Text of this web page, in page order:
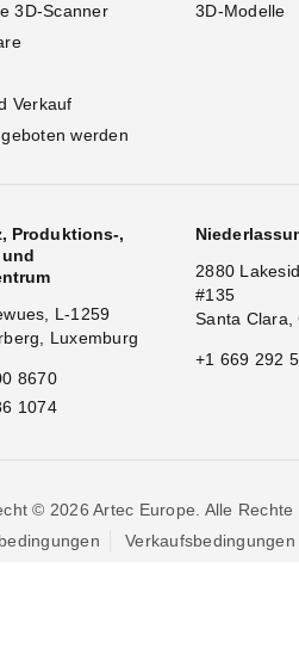
3D-Scanner
Verkauf
werden
3D-Modelle
Produktions-,
L-1259
Luxemburg
8670
1074
2880
#135
Santa Clara,
+1 669 292
© 2026 Artec Europe. Alle Rechte
Verkaufsbedingungen